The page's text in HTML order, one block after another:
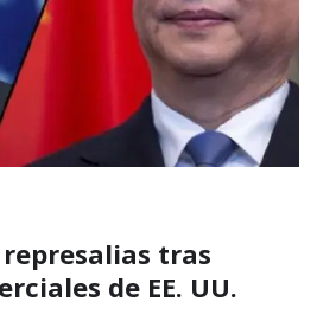
tras
de EE. UU.